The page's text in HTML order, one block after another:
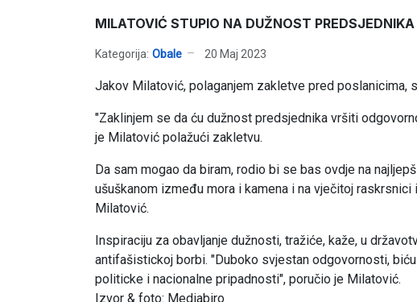
MILATOVIĆ STUPIO NA DUŽNOST PREDSJEDNIKA
Kategorija: Obale 20 Maj 2023
Jakov Milatović, polaganjem zakletve pred poslanicima,
"Zaklinjem se da ću dužnost predsjednika vršiti
je Milatović polažući zakletvu.
Da sam mogao da biram, rodio bi se bas ovdje na
ušuškanom između mora i kamena i na vječitoj
Milatović.
Inspiraciju za obavljanje dužnosti, tražiće, kaže, u
antifašistickoj borbi. "Duboko svjestan odgovornosti,
politicke i nacionalne pripadnosti", poručio je Milatović.
Izvor & foto: Mediabiro